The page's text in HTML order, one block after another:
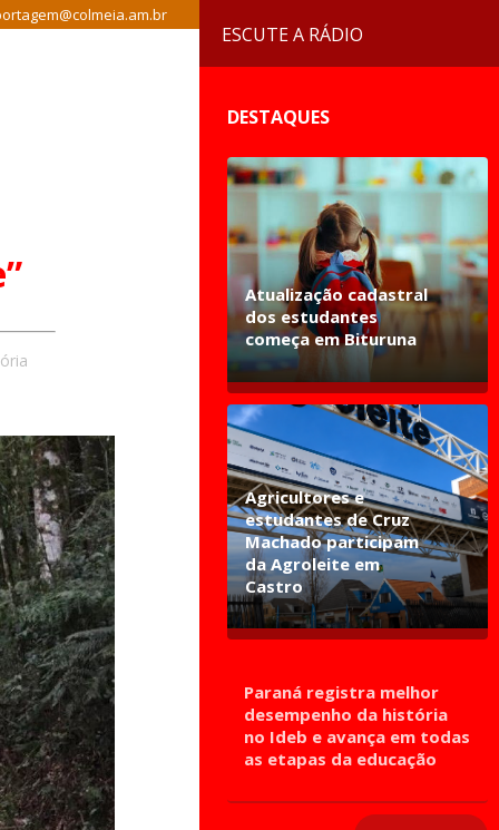
ESCUTE A RÁDIO
DESTAQUES
Atualização cadastral
dos estudantes
começa em Bituruna
Agricultores e
estudantes de Cruz
Machado participam
da Agroleite em
Castro
Paraná registra melhor
desempenho da história
no Ideb e avança em todas
as etapas da educação